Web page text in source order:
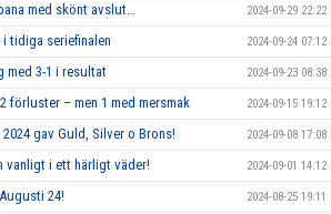
med skönt avslut… 2024-09-29 22:22
tidiga seriefinalen 2024-09-24 07:12
med 3-1 i resultat 2024-09-23 08:38
förluster – men 1 med mersmak 2024-09-15 19:12
gav Guld, Silver o Brons! 2024-09-08 17:08
vanligt i ett härligt väder! 2024-09-01 14:12
24! 2024-08-25 19:11